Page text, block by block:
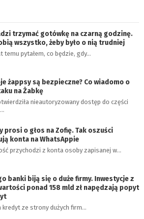
trzymać gotówkę na czarną godzinę.
wszystko, żeby było o nią trudniej
temu pytałem, co będzie, gdy…
żappsy są bezpieczne? Co wiadomo o
na Żabkę
nieautoryzowany dostęp do części
prosi o głos na Zofię. Tak oszuści
konta na WhatsAppie
przychodzi z konta osoby zapisanej w…
banki biją się o duże firmy. Inwestycje z
ponad 158 mld zł napędzają popyt
kredyt ze strony dużych firm…